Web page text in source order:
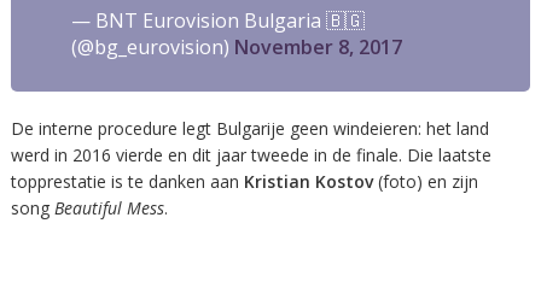
— BNT Eurovision Bulgaria 🇧🇬
(@bg_eurovision) November 8, 2017
De interne procedure legt Bulgarije geen windeieren: het land
werd in 2016 vierde en dit jaar tweede in de finale. Die laatste
topprestatie is te danken aan Kristian Kostov(foto) en zijn
song Beautiful Mess.